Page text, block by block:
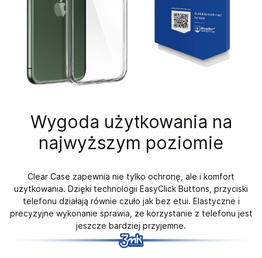
Wygoda użytkowania na
najwyższym poziomie
Clear Case zapewnia nie tylko ochronę, ale i komfort
użytkowania. Dzięki technologii EasyClick Buttons, przyciski
telefonu działają równie czuło jak bez etui. Elastyczne i
precyzyjne wykonanie sprawia, że korzystanie z telefonu jest
jeszcze bardziej przyjemne.